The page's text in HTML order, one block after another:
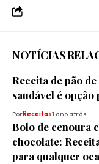
NOTÍCIAS
Receita de pão
saudável é
PorReceitas1 ano atrás
Bolo de cenoura
chocolate:
para qualquer